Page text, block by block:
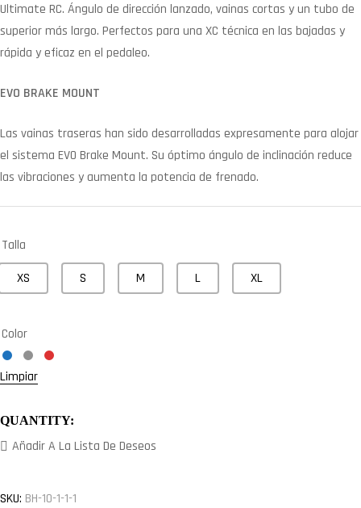
Ultimate RC. Ángulo de dirección lanzado, vainas cortas y un tubo de
superior más largo. Perfectos para una XC técnica en las bajadas y
rápida y eficaz en el pedaleo.
EVO BRAKE MOUNT
Las vainas traseras han sido desarrolladas expresamente para alojar
el sistema EVO Brake Mount. Su óptimo ángulo de inclinación reduce
las vibraciones y aumenta la potencia de frenado.
Talla
XS
S M L XL
Color
Limpiar
QUANTITY:
Añadir A La Lista De Deseos
SKU: BH-10-1-1-1